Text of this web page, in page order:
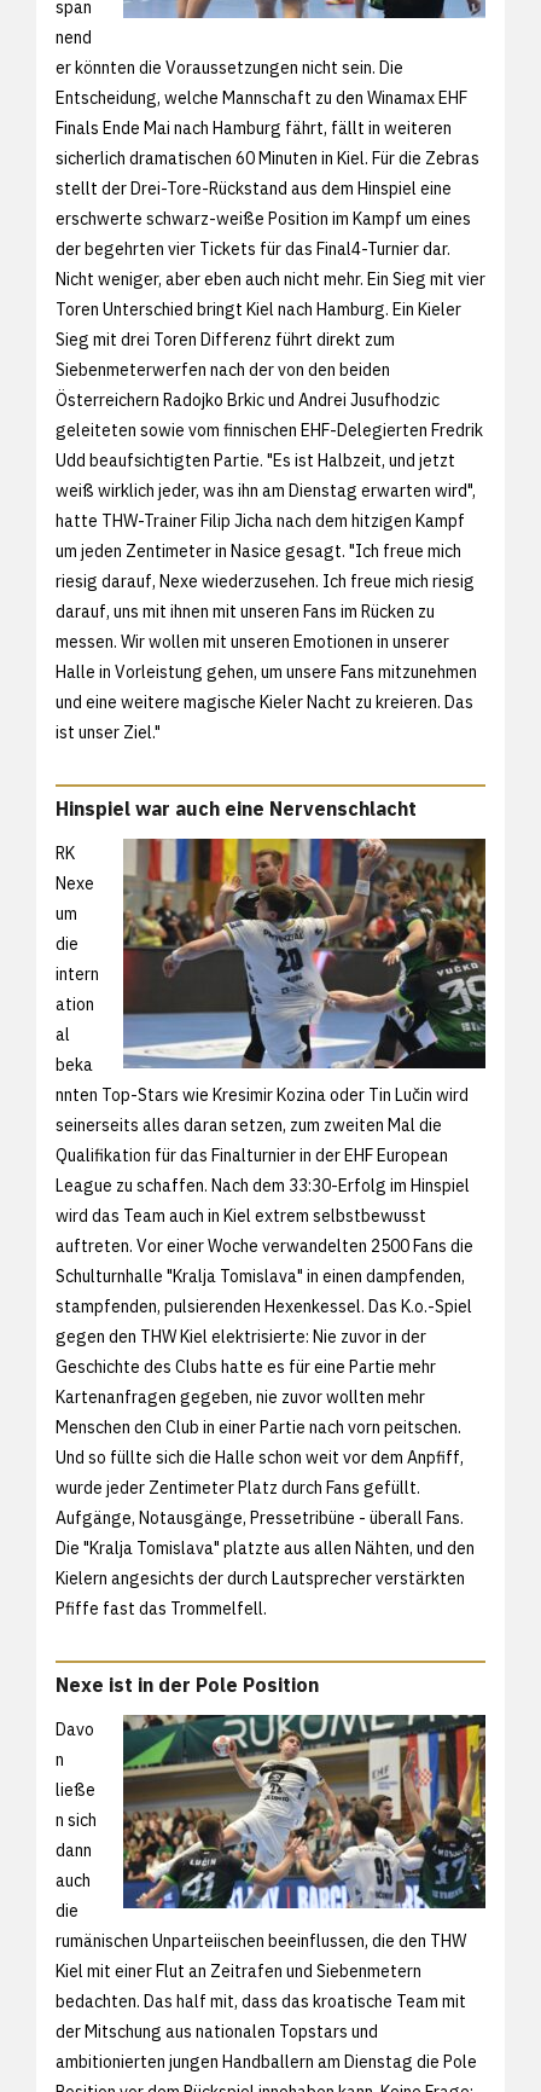
span
nend
er könnten die Voraussetzungen nicht sein. Die
Entscheidung, welche Mannschaft zu den Winamax EHF
Finals Ende Mai nach Hamburg fährt, fällt in weiteren
sicherlich dramatischen 60 Minuten in Kiel. Für die Zebras
stellt der Drei-Tore-Rückstand aus dem Hinspiel eine
erschwerte schwarz-weiße Position im Kampf um eines
der begehrten vier Tickets für das Final4-Turnier dar.
Nicht weniger, aber eben auch nicht mehr. Ein Sieg mit vier
Toren Unterschied bringt Kiel nach Hamburg. Ein Kieler
Sieg mit drei Toren Differenz führt direkt zum
Siebenmeterwerfen nach der von den beiden
Österreichern Radojko Brkic und Andrei Jusufhodzic
geleiteten sowie vom finnischen EHF-Delegierten Fredrik
Udd beaufsichtigten Partie. "Es ist Halbzeit, und jetzt
weiß wirklich jeder, was ihn am Dienstag erwarten wird",
hatte THW-Trainer Filip Jicha nach dem hitzigen Kampf
um jeden Zentimeter in Nasice gesagt. "Ich freue mich
riesig darauf, Nexe wiederzusehen. Ich freue mich riesig
darauf, uns mit ihnen mit unseren Fans im Rücken zu
messen. Wir wollen mit unseren Emotionen in unserer
Halle in Vorleistung gehen, um unsere Fans mitzunehmen
und eine weitere magische Kieler Nacht zu kreieren. Das
ist unser Ziel."
Hinspiel war auch eine Nervenschlacht
RK
Nexe
um
die
intern
ation
al
beka
nnten Top-Stars wie Kresimir Kozina oder Tin Lučin wird
seinerseits alles daran setzen, zum zweiten Mal die
Qualifikation für das Finalturnier in der EHF European
League zu schaffen. Nach dem 33:30-Erfolg im Hinspiel
wird das Team auch in Kiel extrem selbstbewusst
auftreten. Vor einer Woche verwandelten 2500 Fans die
Schulturnhalle "Kralja Tomislava" in einen dampfenden,
stampfenden, pulsierenden Hexenkessel. Das K.o.-Spiel
gegen den THW Kiel elektrisierte: Nie zuvor in der
Geschichte des Clubs hatte es für eine Partie mehr
Kartenanfragen gegeben, nie zuvor wollten mehr
Menschen den Club in einer Partie nach vorn peitschen.
Und so füllte sich die Halle schon weit vor dem Anpfiff,
wurde jeder Zentimeter Platz durch Fans gefüllt.
Aufgänge, Notausgänge, Pressetribüne - überall Fans.
Die "Kralja Tomislava" platzte aus allen Nähten, und den
Kielern angesichts der durch Lautsprecher verstärkten
Pfiffe fast das Trommelfell.
Nexe ist in der Pole Position
Davo
n
ließe
n sich
dann
auch
die
rumänischen Unparteiischen beeinflussen, die den THW
Kiel mit einer Flut an Zeitrafen und Siebenmetern
bedachten. Das half mit, dass das kroatische Team mit
der Mitschung aus nationalen Topstars und
ambitionierten jungen Handballern am Dienstag die Pole